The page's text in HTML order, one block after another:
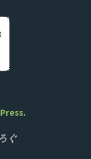
.
ぐ